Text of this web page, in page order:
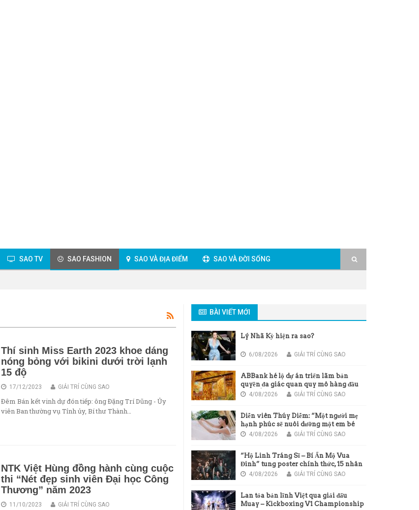
SAO TV SAO FASHION SAO VÀ ĐỊA ĐIỂM SAO VÀ ĐỜI SỐNG
Thí sinh Miss Earth 2023 khoe dáng
nóng bỏng với bikini dưới trời lạnh
15 độ
17/12/2023 GIẢI TRÍ CÙNG SAO
Đêm Bán kết vinh dự đón tiếp: ông Đặng Trí Dũng - Ủy
viên Ban thường vụ Tỉnh ủy, Bí thư Thành…
NTK Việt Hùng đồng hành cùng cuộc
thi “Nét đẹp sinh viên Đại học Công
Thương” năm 2023
11/10/2023 GIẢI TRÍ CÙNG SAO
BÀI VIẾT MỚI
Lý Nhã Kỳ hiện ra sao?
6/08/2026 GIẢI TRÍ CÙNG SAO
ABBank hé lộ dự án triển lãm bản
quyền đa giác quan quy mô hàng đầu
châu Á
4/08/2026 GIẢI TRÍ CÙNG SAO
Diễn viên Thúy Diễm: “Một người mẹ
hạnh phúc sẽ nuôi dưỡng một em bé
hạnh phúc”
4/08/2026 GIẢI TRÍ CÙNG SAO
“Hộ Linh Tráng Sĩ – Bí Ẩn Mộ Vua
Đinh” tung poster chính thức, 15 nhân
vật hội tụ trong cuộc chiến bảo vệ linh
4/08/2026 GIẢI TRÍ CÙNG SAO
Lan tỏa bản lĩnh Việt qua giải đấu
Muay – Kickboxing V1 Championship